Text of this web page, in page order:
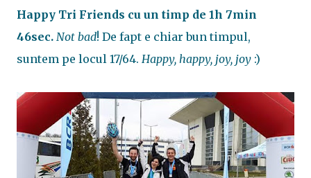
Happy Tri Friends cu un timp de 1h 7min
46sec. Not bad! De fapt e chiar bun timpul,
suntem pe locul 17/64. Happy, happy, joy, joy :)